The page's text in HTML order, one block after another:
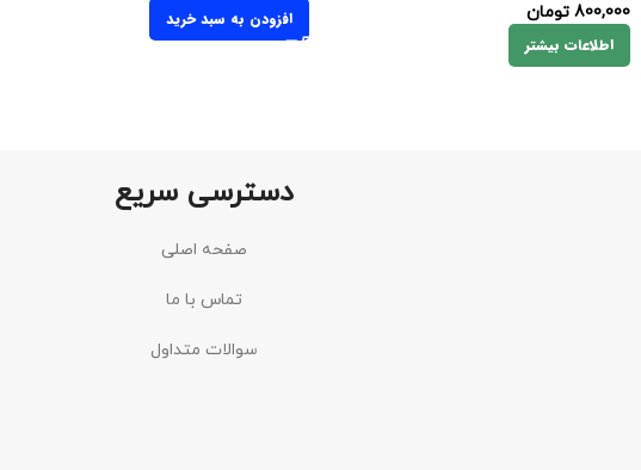
800,000 تومان
اطلاعات بیشتر
افزودن به سبد خرید
دسترسی سریع
صفحه اصلی
تماس با ما
سوالات متداول